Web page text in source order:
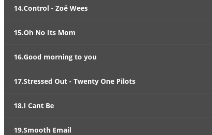
14.Control - Zoë Wees
15.Oh No Its Mom
16.Good morning to you
17.Stressed Out - Twenty One Pilots
18.I Cant Be
19.Smooth Email